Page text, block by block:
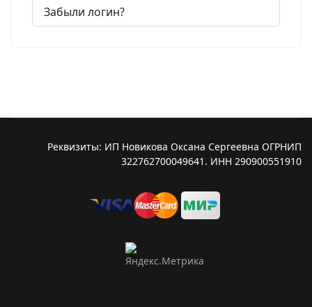
Забыли логин?
Реквизиты: ИП Новикова Оксана Сергеевна ОГРНИП
322762700049641. ИНН 290900551910